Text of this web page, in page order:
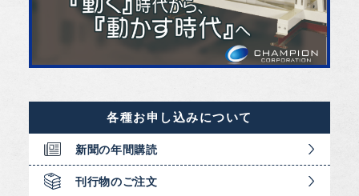
各種お申し込みについて
新聞の年間購読
刊行物のご注文